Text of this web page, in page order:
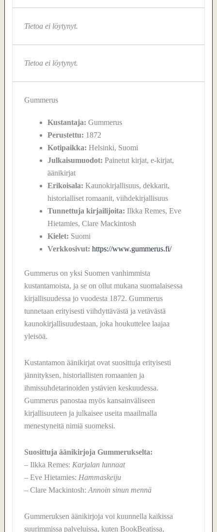
Tietoa ei löytynyt.
Tietoa ei löytynyt.
Gummerus
Kustantaja: Gummerus
Perustettu: 1872
Kotipaikka: Helsinki, Suomi
Julkaisumuodot: Painetut kirjat, e-kirjat,
äänikirjat
Erikoisala: Kaunokirjallisuus, dekkarit,
historialliset romaanit, viihdekirjallisuus
Tunnettuja kirjailijoita: Ilkka Remes, Eve
Hietamies, Clare Mackintosh
Kielet: Suomi
Verkkosivut: https://www.gummerus.fi/
Gummerus on yksi Suomen vanhimmista
kustantamoista, ja se on ollut mukana suomalaisessa
kirjallisuudessa jo vuodesta 1872. Gummerus
tunnetaan erityisesti viihdyttävästä ja vetävästä
kaunokirjallisuudestaan, joka houkuttelee laajaa
yleisöä.
Kustantamon äänikirjat ovat suosittuja erityisesti
jännityksen, historiallisten romaanien ja
ihmissuhdetarinoiden ystävien keskuudessa.
Gummerus panostaa myös kansainväliseen
kirjallisuuteen ja julkaisee useita maailmalla
menestyneitä nimiä suomeksi.
Suosittuja äänikirjoja Gummerukselta:
– Ilkka Remes: Karjalan lunnaat
– Eve Hietamies: Hammaskeiju
– Clare Mackintosh: Annoin sinun mennä
Gummeruksen äänikirjoja voi kuunnella kaikissa
suurimmissa palveluissa, kuten BookBeatissa,